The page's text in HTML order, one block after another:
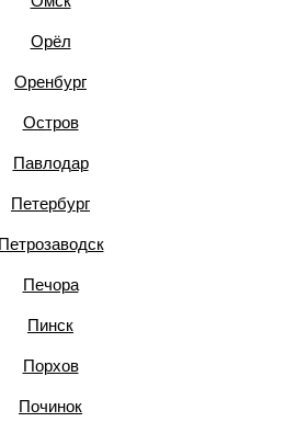
Орёл
Оренбург
Остров
Павлодар
Петербург
Петрозаводск
Печора
Пинск
Порхов
Починок